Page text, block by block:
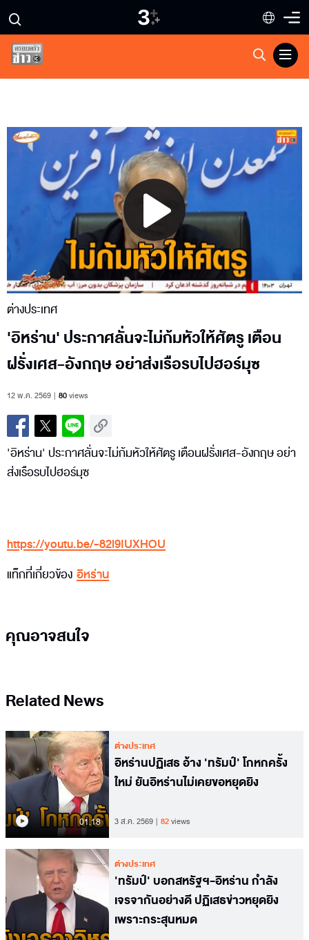
Play
Video
ต่างประเทศ
'อิหร่าน' ประกาศลั่นจะไม่ก้มหัวให้ศัตรู เตือน
ฝรั่งเศส-อังกฤษ อย่าส่งเรือรบไปฮอร์มุซ
12 พ.ค. 2569 80views
'อิหร่าน' ประกาศลั่นจะไม่ก้มหัวให้ศัตรู เตือนฝรั่งเศส-อังกฤษ อย่า
ส่งเรือรบไปฮอร์มุซ
https://youtu.be/-82l9IUXHOU
แท็กที่เกี่ยวข้อง อิหร่าน
คุณอาจสนใจ
Related News
01.18
ต่างประเทศ
อิหร่านปฏิเสธ อ้าง 'ทรัมป์' โกหกครั้ง
ใหม่ ยันอิหร่านไม่เคยขอหยุดยิง
3 ส.ค. 2569 82views
ต่างประเทศ
'ทรัมป์' บอกสหรัฐฯ-อิหร่าน กำลัง
เจรจากันอย่างดี ปฏิเสธข่าวหยุดยิง
เพราะกระสุนหมด